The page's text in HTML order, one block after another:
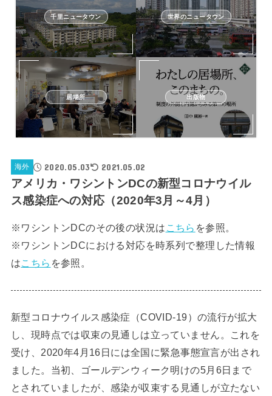
千里ニュータウン 世界のニュータウン
居場所 出版物
海外 2020.05.03 2021.05.02
アメリカ・ワシントンDCの新型コロナウイル
ス感染症への対応（2020年3月～4月）
※ワシントンDCのその後の状況は こちら を参照。
※ワシントンDCにおける対応を時系列で整理した情報
はこちら を参照。
新型コロナウイルス感染症（COVID-19）の流行が拡大
し、現時点では収束の見通しは立っていません。これを
受け、2020年4月16日には全国に緊急事態宣言が出され
ました。当初、ゴールデンウィーク明けの5月6日まで
とされていましたが、感染が収束する見通しが立たない